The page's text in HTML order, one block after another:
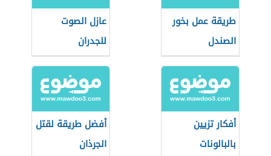
طريقة عمل بخور
الصندل
عازل الصوت
للجدران
أفكار تزيين
بالبالونات
أفضل طريقة لقتل
الجرذان